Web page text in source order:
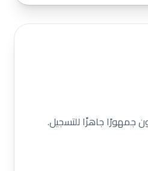
جمهورًا جاهزًا للتسجيل.